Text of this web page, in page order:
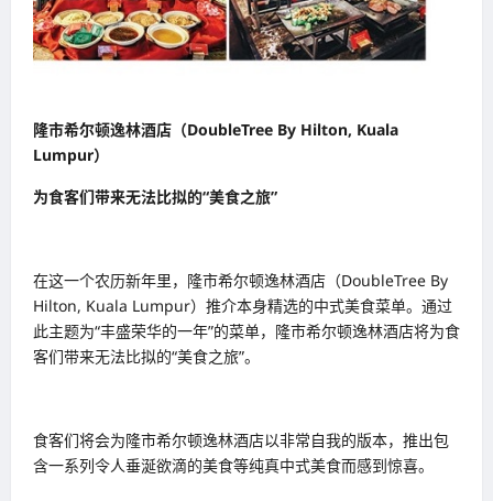
隆市希尔顿逸林酒店（DoubleTree By Hilton, Kuala
Lumpur）
为食客们带来无法比拟的“美食之旅”
在这一个农历新年里，隆市希尔顿逸林酒店（DoubleTree By
Hilton, Kuala Lumpur）推介本身精选的中式美食菜单。通过
此主题为“丰盛荣华的一年”的菜单，隆市希尔顿逸林酒店将为食
客们带来无法比拟的“美食之旅”。
食客们将会为隆市希尔顿逸林酒店以非常自我的版本，推出包
含一系列令人垂涎欲滴的美食等纯真中式美食而感到惊喜。